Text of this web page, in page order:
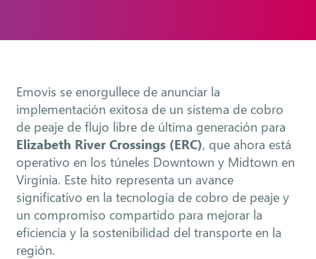
Emovis se enorgullece de anunciar la
implementación exitosa de un sistema de cobro
de peaje de flujo libre de última generación para
Elizabeth River Crossings (ERC), que ahora está
operativo en los túneles Downtown y Midtown en
Virginia. Este hito representa un avance
significativo en la tecnología de cobro de peaje y
un compromiso compartido para mejorar la
eficiencia y la sostenibilidad del transporte en la
región.